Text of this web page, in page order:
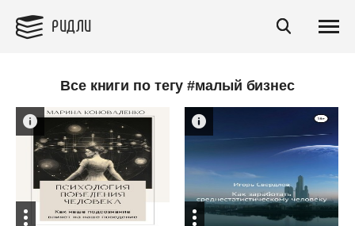
РИДЛИ
Все книги по тегу #малый бизнес